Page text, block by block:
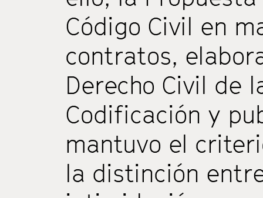
Código Civil en
contratos,
Derecho Civil de
Codificación y
mantuvo el
la distinción